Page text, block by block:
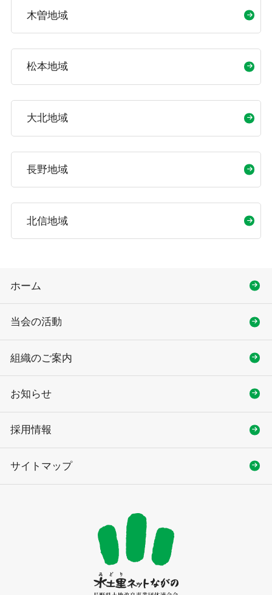
木曽地域
松本地域
大北地域
長野地域
北信地域
ホーム
当会の活動
組織のご案内
お知らせ
採用情報
サイトマップ